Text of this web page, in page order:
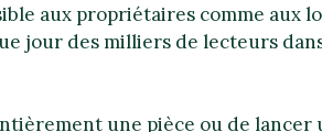
aux propriétaires comme aux
jour des milliers de lecteurs
une pièce ou de